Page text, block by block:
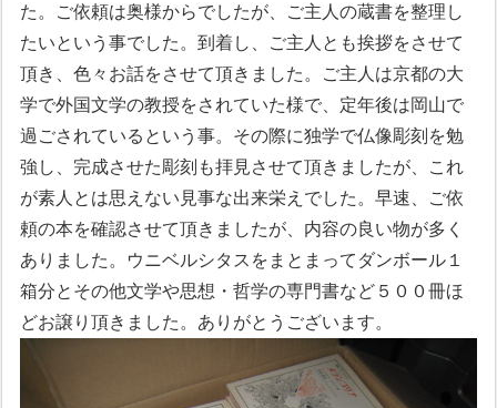
た。ご依頼は奥様からでしたが、ご主人の蔵書を整理し
たいという事でした。到着し、ご主人とも挨拶をさせて
頂き、色々お話をさせて頂きました。ご主人は京都の大
学で外国文学の教授をされていた様で、定年後は岡山で
過ごされているという事。その際に独学で仏像彫刻を勉
強し、完成させた彫刻も拝見させて頂きましたが、これ
が素人とは思えない見事な出来栄えでした。早速、ご依
頼の本を確認させて頂きましたが、内容の良い物が多く
ありました。ウニベルシタスをまとまってダンボール１
箱分とその他文学や思想・哲学の専門書など５００冊ほ
どお譲り頂きました。ありがとうございます。